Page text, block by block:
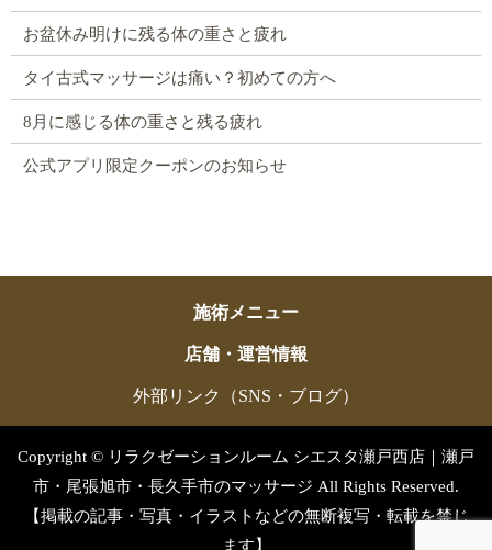
お盆休み明けに残る体の重さと疲れ
タイ古式マッサージは痛い？初めての方へ
8月に感じる体の重さと残る疲れ
公式アプリ限定クーポンのお知らせ
施術メニュー
店舗・運営情報
外部リンク（SNS・ブログ）
Copyright © リラクゼーションルーム シエスタ瀬戸西店｜瀬戸
市・尾張旭市・長久手市のマッサージ All Rights Reserved.
【掲載の記事・写真・イラストなどの無断複写・転載を禁じ
ます】